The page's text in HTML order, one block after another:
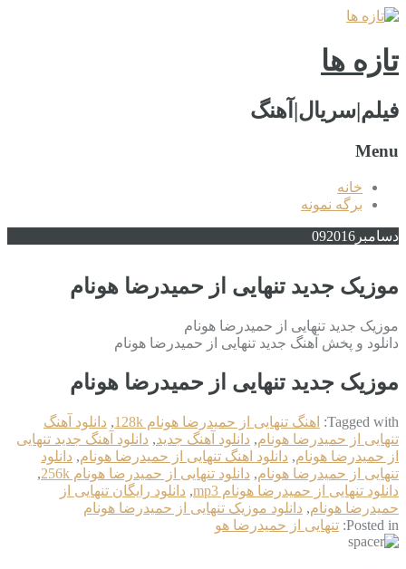
تازه ها
فیلم|سریال|آهنگ
Menu
خانه
برگه نمونه
دسامبر 092016
موزیک جدید تنهایی از حمیدرضا هونام
موزیک جدید تنهایی از حمیدرضا هونام
دانلود و پخش آهنگ جدید تنهایی از حمیدرضا هونام
موزیک جدید تنهایی از حمیدرضا هونام
Tagged with: اهنگ تنهایی از حمیدرضا هونام 128k , دانلود آهنگ
تنهایی از حمیدرضا هونام, دانلود آهنگ جدید, دانلود آهنگ جدید تنهایی
از حمیدرضا هونام, دانلود اهنگ تنهایی از حمیدرضا هونام, دانلود
تنهایی از حمیدرضا هونام, دانلود تنهایی از حمیدرضا هونام 256k
,
دانلود تنهایی از حمیدرضا هونام mp3
, دانلود رایگان تنهایی از
حمیدرضا هونام, دانلود موزیک تنهایی از حمیدرضا هونام
Posted in: تنهایی از حمیدرضا هو